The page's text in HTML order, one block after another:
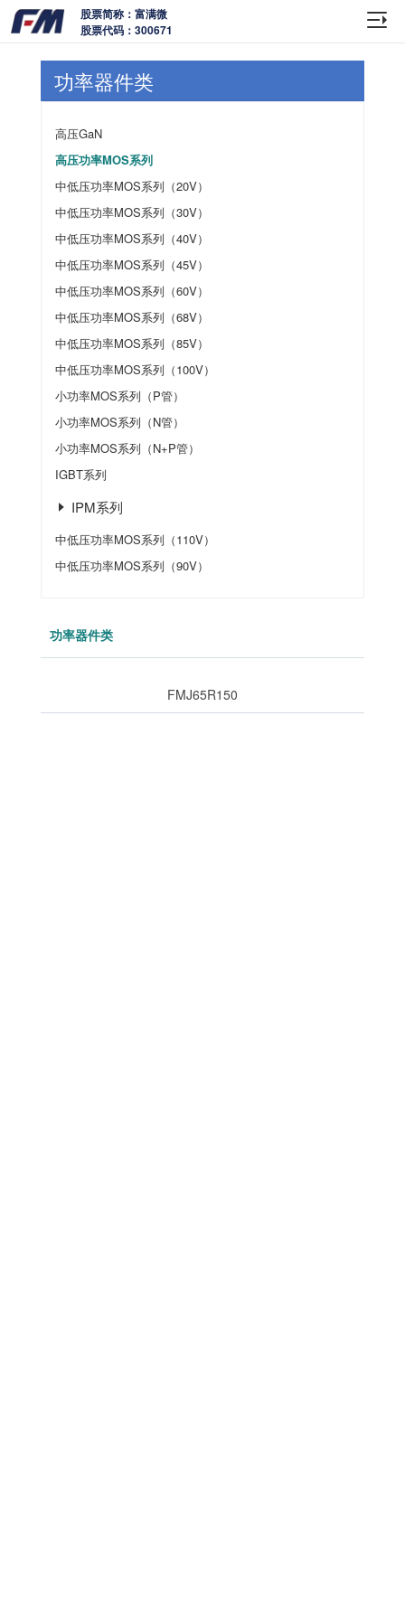
股票简称：富满微
股票代码：300671
功率器件类
高压GaN
高压功率MOS系列
中低压功率MOS系列（20V）
中低压功率MOS系列（30V）
中低压功率MOS系列（40V）
中低压功率MOS系列（45V）
中低压功率MOS系列（60V）
中低压功率MOS系列（68V）
中低压功率MOS系列（85V）
中低压功率MOS系列（100V）
小功率MOS系列（P管）
小功率MOS系列（N管）
小功率MOS系列（N+P管）
IGBT系列
IPM系列
中低压功率MOS系列（110V）
中低压功率MOS系列（90V）
功率器件类
FMJ65R150